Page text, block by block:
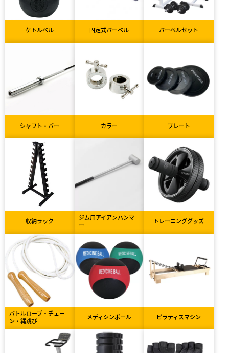
ケトルベル 固定式バーベル バーベルセット
シャフト・バー カラー プレート
収納ラック
ジム用アイアンハンマ
ー
トレーニンググッズ
バトルロープ・チェー
ン・縄跳び
メディシンボール ピラティスマシン